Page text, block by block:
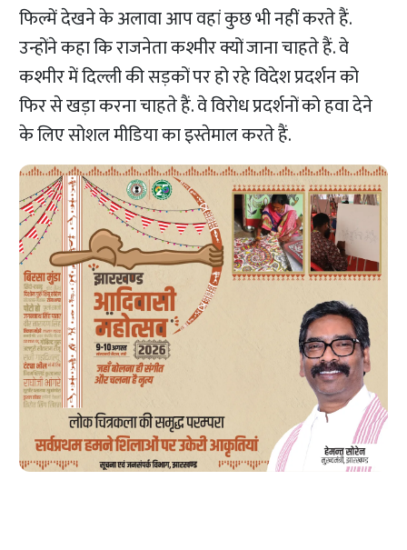
फिल्में देखने के अलावा आप वहां कुछ भी नहीं करते हैं.
उन्होंने कहा कि राजनेता कश्मीर क्यों जाना चाहते हैं. वे
कश्मीर में दिल्ली की सड़कों पर हो रहे विदेश प्रदर्शन को
फिर से खड़ा करना चाहते हैं. वे विरोध प्रदर्शनों को हवा देने
के लिए सोशल मीडिया का इस्तेमाल करते हैं.